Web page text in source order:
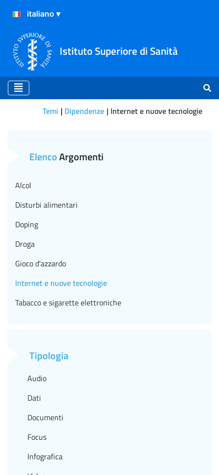
Istituto Superiore di Sanità
Temi Dipendenze Internet e nuove tecnologie
ElencoArgomenti
Alcol
Disturbi alimentari
Doping
Droga
Gioco d'azzardo
Internet e nuove tecnologie
Tabacco e sigarette elettroniche
Tipologia
Audio
Dati
Documenti
Focus
Infografica